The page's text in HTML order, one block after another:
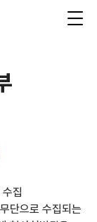
집
단으로 수집되는